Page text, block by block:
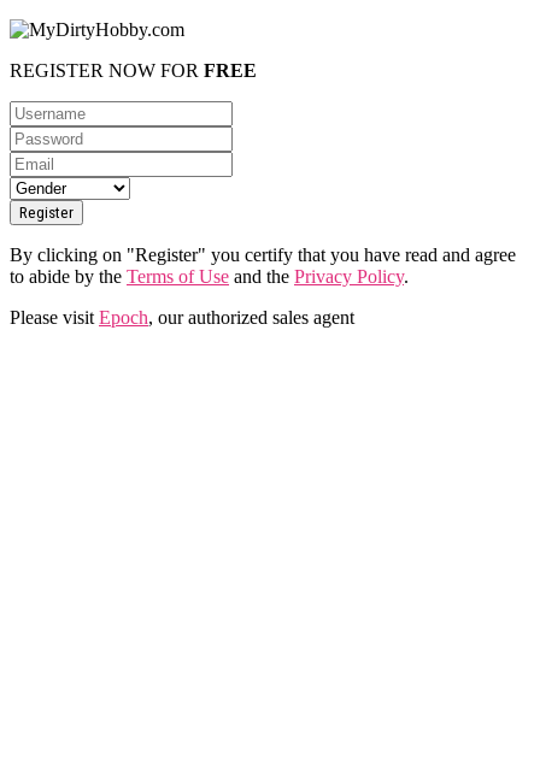
REGISTER NOW FOR FREE
By clicking on "Register" you certify that you have read and agree
to abide by the Terms of Use and the Privacy Policy.
Please visit Epoch, our authorized sales agent